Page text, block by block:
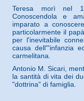
Teresa morì nel
Conoscendola e
imparato a
particolarmente il
per l'inevitabile
causa dell'"infanzia
carmelitana.
Antonio M. Sicari,
la santità di vita dei
"dottrina" di famiglia.